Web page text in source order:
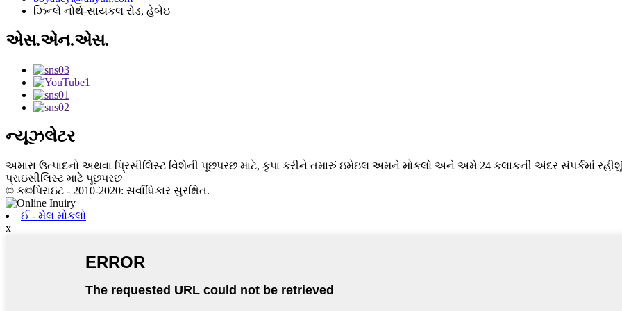
ઝિન્લે નોર્થ-સાયકલ રોડ, હેબેઇ
એસ.એન.એસ.
ન્યૂઝલેટર
અમારા ઉત્પાદનો અથવા પ્રિસીલિસ્ટ વિશેની પૂછપરછ માટે, કૃપા કરીને તમારું ઇમેઇલ અમને મોકલો અને અમે 24 કલાકની અંદર સંપર્કમાં
પ્રાઇસીલિસ્ટ માટે પૂછપરછ
© ક©પિરાઇટ - 2010-2020: સર્વાધિકાર સુરક્ષિત.
ઈ - મેલ મોકલો
x